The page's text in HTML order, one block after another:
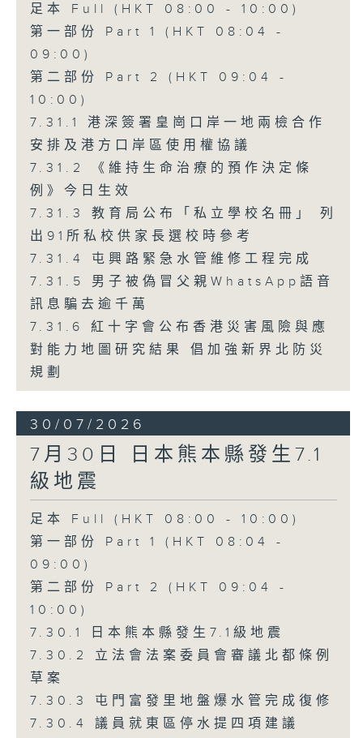
足本 Full (HKT 08:00 - 10:00)
第一部份 Part 1 (HKT 08:04 -
09:00)
第二部份 Part 2 (HKT 09:04 -
10:00)
7.31.1 港深簽署皇崗口岸一地兩檢合作
安排及港方口岸區使用權協議
7.31.2 《維持生命治療的預作決定條
例》今日生效
7.31.3 教育局公布「私立學校名冊」 列
出91所私校供家長選校時參考
7.31.4 屯興路緊急水管維修工程完成
7.31.5 男子被偽冒父親WhatsApp語音
訊息騙去逾千萬
7.31.6 紅十字會公布香港災害風險與應
對能力地圖研究結果 倡加強新界北防災
規劃
30/07/2026
7月30日 日本熊本縣發生7.1
級地震
足本 Full (HKT 08:00 - 10:00)
第一部份 Part 1 (HKT 08:04 -
09:00)
第二部份 Part 2 (HKT 09:04 -
10:00)
7.30.1 日本熊本縣發生7.1級地震
7.30.2 立法會法案委員會審議北都條例
草案
7.30.3 屯門富發里地盤爆水管完成復修
7.30.4 議員就東區停水提四項建議